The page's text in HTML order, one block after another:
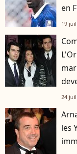
en
19
24
les